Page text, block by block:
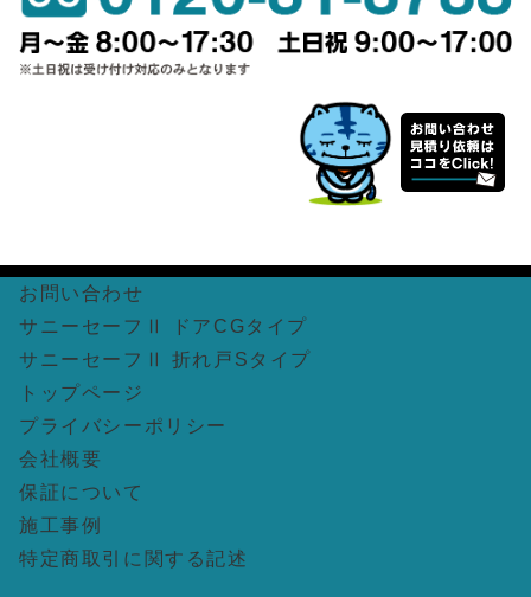
お問い合わせ
サニーセーフⅡ ドアCGタイプ
サニーセーフⅡ 折れ戸Sタイプ
トップページ
プライバシーポリシー
会社概要
保証について
施工事例
特定商取引に関する記述